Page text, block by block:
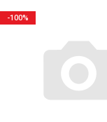
-100%